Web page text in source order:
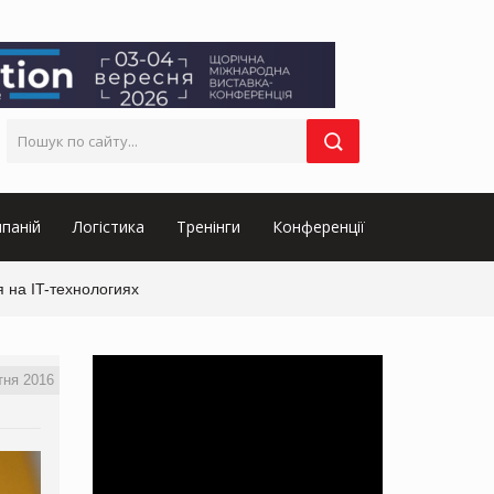
Логістика Тренінги Конференції
IT-технологиях
2016